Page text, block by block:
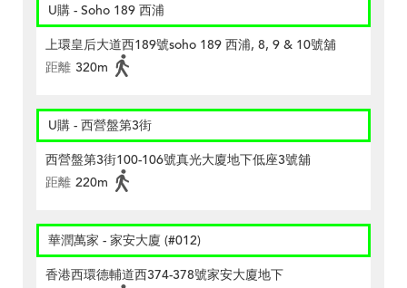
U購 - Soho 189 西浦
上環皇后大道西189號soho 189 西浦, 8, 9 & 10號舖
距離 320m
U購 - 西營盤第3街
西營盤第3街100-106號真光大廈地下低座3號舖
距離 220m
華潤萬家 - 家安大廈 (#012)
香港西環德輔道西374-378號家安大廈地下